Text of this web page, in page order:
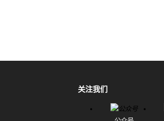
关注我们